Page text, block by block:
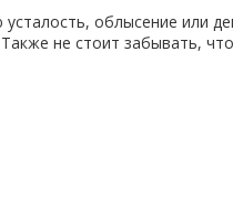
облысение или
не стоит забывать,